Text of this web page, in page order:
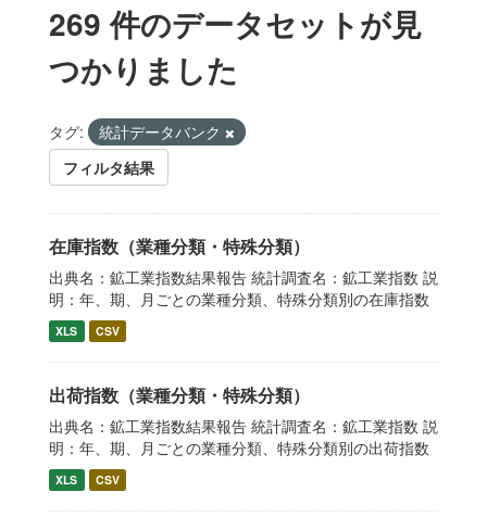
269 件のデータセットが見
つかりました
タグ:
統計データバンク
フィルタ結果
在庫指数（業種分類・特殊分類）
出典名：鉱工業指数結果報告 統計調査名：鉱工業指数 説
明：年、期、月ごとの業種分類、特殊分類別の在庫指数
XLS CSV
出荷指数（業種分類・特殊分類）
出典名：鉱工業指数結果報告 統計調査名：鉱工業指数 説
明：年、期、月ごとの業種分類、特殊分類別の出荷指数
XLS CSV